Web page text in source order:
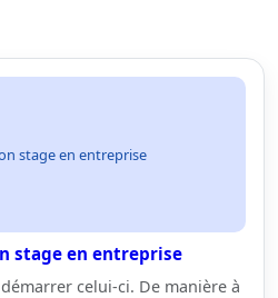
stage en entreprise
stage en entreprise
celui-ci. De manière à